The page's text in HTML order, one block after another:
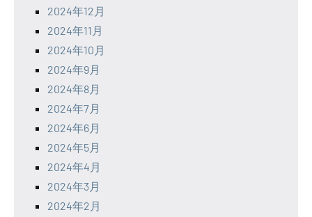
2024年12月
2024年11月
2024年10月
2024年9月
2024年8月
2024年7月
2024年6月
2024年5月
2024年4月
2024年3月
2024年2月